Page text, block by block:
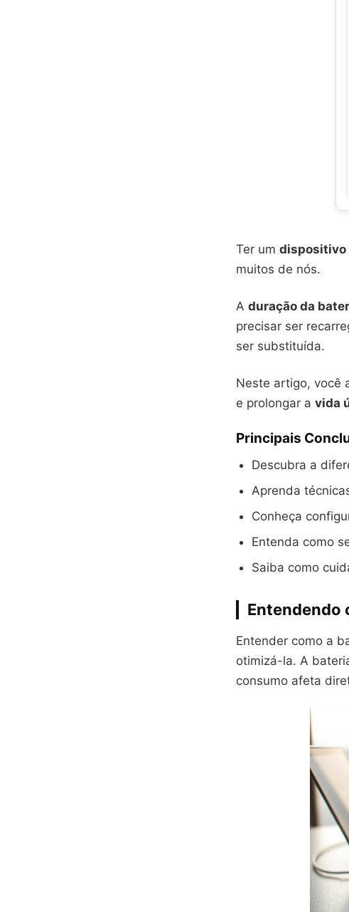
Ter um dispositivo
muitos de nós.
A duração da
precisar ser
ser substituída.
Neste artigo, você
e prolongar a vida
Principais
Descubra a
Aprenda
Conheça
Entenda como
Saiba como
Entendendo
Entender como a
otimizá-la. A
consumo afeta